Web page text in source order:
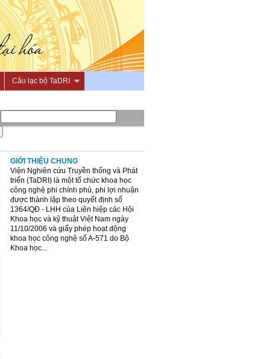
Câu lạc bộ TaDRI
GIỚI THIỆU CHUNG
Viện Nghiên cứu Truyền thống và Phát
triển (TaDRI) là một tổ chức khoa học
công nghệ phi chính phủ, phi lợi nhuận
được thành lập theo quyết định số
1364/QĐ - LHH của Liên hiệp các Hội
Khoa học và kỹ thuật Việt Nam ngày
11/10/2006 và giấy phép hoạt động
khoa học công nghệ số A-571 do Bộ
Khoa học...